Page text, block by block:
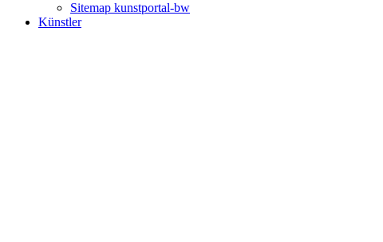
Sitemap kunstportal-bw
Künstler